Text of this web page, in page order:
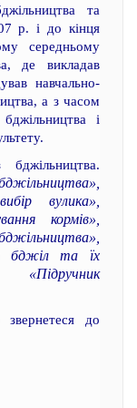
та
р. і до кінця
середньому
де викладав
навчально-
а з часом
і
вулика»,
кормів»,
бджіл та їх
«Підручник
звернетеся до